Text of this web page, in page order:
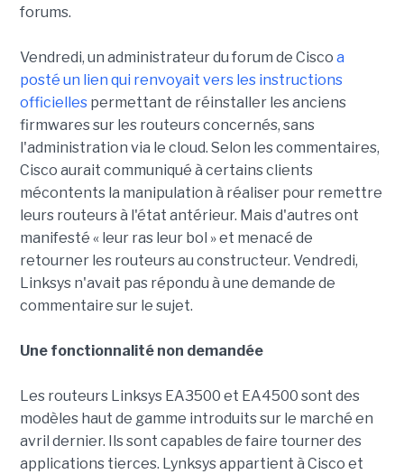
forums.
Vendredi, un administrateur du forum de Cisco a
posté un lien qui renvoyait vers les instructions
officiellespermettant de réinstaller les anciens
firmwares sur les routeurs concernés, sans
l'administration via le cloud. Selon les commentaires,
Cisco aurait communiqué à certains clients
mécontents la manipulation à réaliser pour remettre
leurs routeurs à l'état antérieur. Mais d'autres ont
manifesté « leur ras leur bol » et menacé de
retourner les routeurs au constructeur. Vendredi,
Linksys n'avait pas répondu à une demande de
commentaire sur le sujet.
Une fonctionnalité non demandée
Les routeurs Linksys EA3500 et EA4500 sont des
modèles haut de gamme introduits sur le marché en
avril dernier. Ils sont capables de faire tourner des
applications tierces. Lynksys appartient à Cisco et